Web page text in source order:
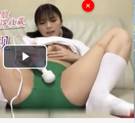
Play
Video
×